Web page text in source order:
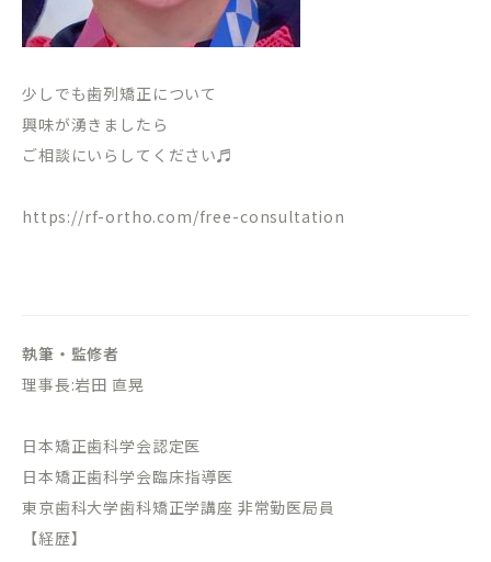
少しでも歯列矯正について
興味が湧きましたら
ご相談にいらしてください♬
https://rf-ortho.com/free-consultation
執筆・監修者
理事長:岩田 直晃
日本矯正歯科学会認定医
日本矯正歯科学会臨床指導医
東京歯科大学歯科矯正学講座 非常勤医局員
【経歴】